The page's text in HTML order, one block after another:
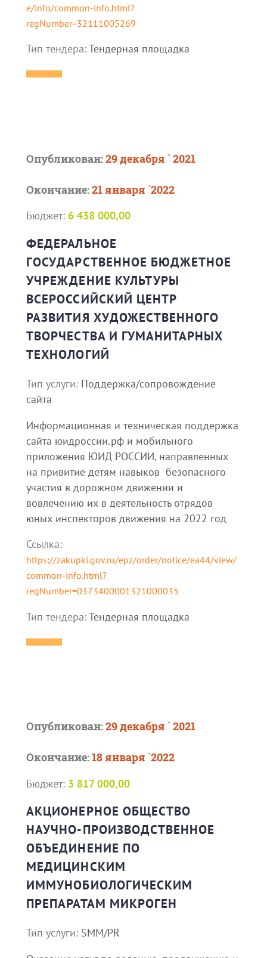
e/info/common-info.html?
regNumber=32111005269
Тип тендера:Тендерная площадка
Опубликован:29 декабря ` 2021
Окончание:21 января `2022
Бюджет: 6 438 000,00
ФЕДЕРАЛЬНОЕ
ГОСУДАРСТВЕННОЕ БЮДЖЕТНОЕ
УЧРЕЖДЕНИЕ КУЛЬТУРЫ
ВСЕРОССИЙСКИЙ ЦЕНТР
РАЗВИТИЯ ХУДОЖЕСТВЕННОГО
ТВОРЧЕСТВА И ГУМАНИТАРНЫХ
ТЕХНОЛОГИЙ
Тип услуги: Поддержка/сопровождение
сайта
Информационная и техническая поддержка
сайта юидроссии.рф и мобильного
приложения ЮИД РОССИИ, направленных
на привитие детям навыков безопасного
участия в дорожном движении и
вовлечению их в деятельность отрядов
юных инспекторов движения на 2022 год
Ссылка:
https://zakupki.gov.ru/epz/order/notice/ea44/view/
common-info.html?
regNumber=0373400001321000035
Тип тендера:Тендерная площадка
Опубликован:29 декабря ` 2021
Окончание:18 января `2022
Бюджет: 3 817 000,00
АКЦИОНЕРНОЕ ОБЩЕСТВО
НАУЧНО-ПРОИЗВОДСТВЕННОЕ
ОБЪЕДИНЕНИЕ ПО
МЕДИЦИНСКИМ
ИММУНОБИОЛОГИЧЕСКИМ
ПРЕПАРАТАМ МИКРОГЕН
Тип услуги: SMM/PR